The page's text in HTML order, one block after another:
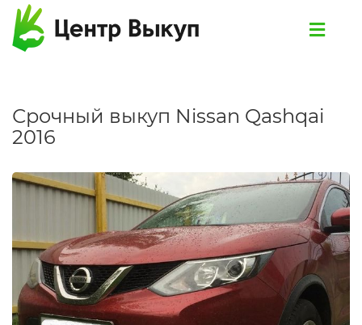
Срочный выкуп Nissan Qashqai
2016